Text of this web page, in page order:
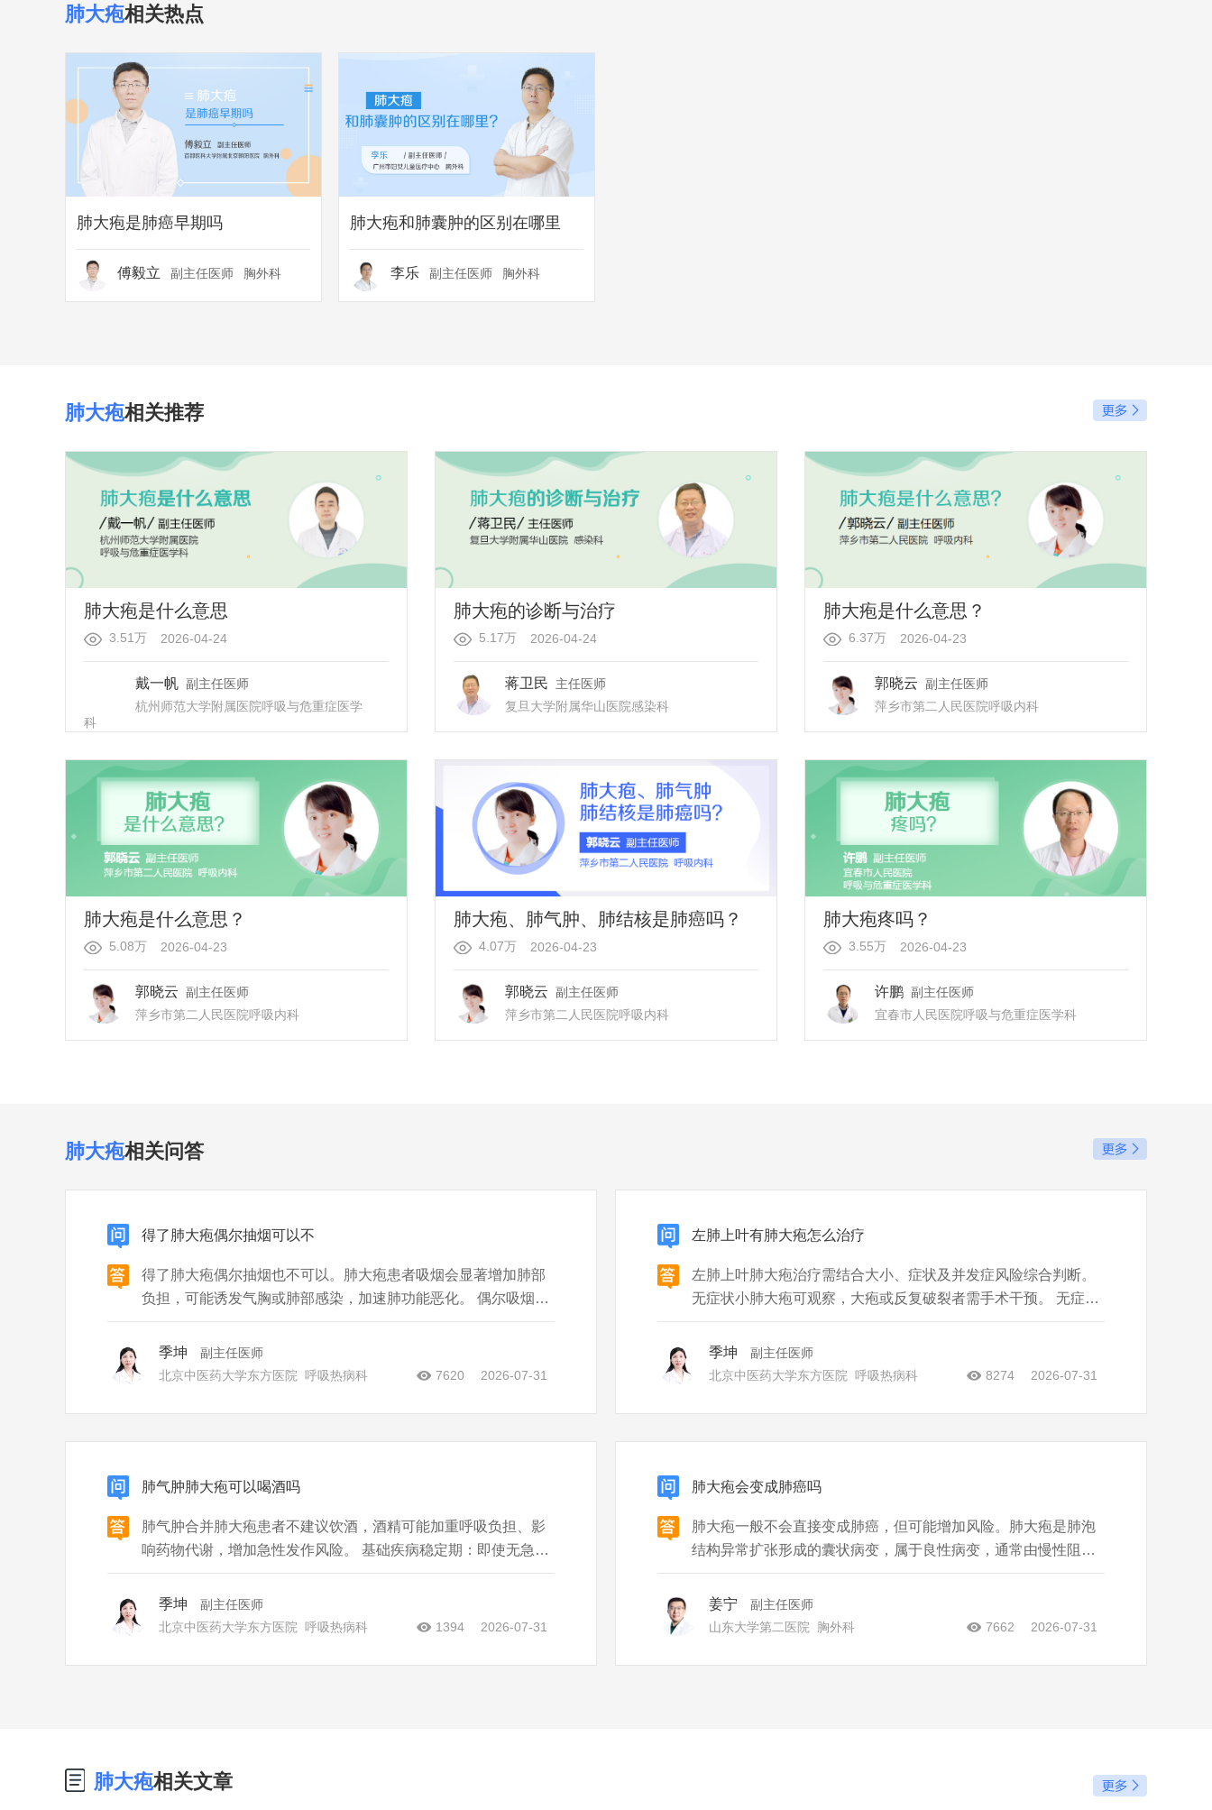
肺大疱相关热点
肺大疱是肺癌早期吗
傅毅立 副主任医师 胸外科
肺大疱和肺囊肿的区别在哪里
李乐 副主任医师 胸外科
肺大疱相关推荐
肺大疱是什么意思
3.51万 2026-04-24
戴一帆 副主任医师
杭州师范大学附属医院呼吸与危重症医学
科
肺大疱的诊断与治疗
5.17万 2026-04-24
蒋卫民
主任医师
复旦大学附属华山医院感染科
肺大疱是什么意思？
6.37万 2026-04-23
郭晓云 副主任医师
萍乡市第二人民医院呼吸内科
肺大疱是什么意思？
5.08万 2026-04-23
郭晓云 副主任医师
萍乡市第二人民医院呼吸内科
肺大疱、肺气肿、肺结核是肺癌吗？
4.07万 2026-04-23
郭晓云 副主任医师
萍乡市第二人民医院呼吸内科
肺大疱疼吗？
3.55万 2026-04-23
许鹏 副主任医师
宜春市人民医院呼吸与危重症医学科
肺大疱相关问答
得了肺大疱偶尔抽烟可以不
得了肺大疱偶尔抽烟也不可以。肺大疱患者吸烟会显著增加肺部
负担，可能诱发气胸或肺部感染，加速肺功能恶化。 偶尔吸烟的
危害：即使偶尔吸烟，烟草中的有害物质仍会刺激支气管和肺
泡，导致炎症反应，增加肺内压力，可能使已有的肺大疱破裂，
引发气胸，出现突发胸痛、呼吸困难等急
季坤
副主任医师
7620
2026-07-31
北京中医药大学东方医院 呼吸热病科
左肺上叶有肺大疱怎么治疗
左肺上叶肺大疱治疗需结合大小、症状及并发症风险综合判断。
无症状小肺大疱可观察，大疱或反复破裂者需手术干预。 无症状
小肺大疱（直径<12cm）：无需特殊治疗，每年定期胸部CT复
查，监测大小变化。避免剧烈运动、屏气或重体力劳动，减少破
裂风险。 有症状或
季坤
副主任医师
8274
2026-07-31
北京中医药大学东方医院 呼吸热病科
肺气肿肺大疱可以喝酒吗
肺气肿合并肺大疱患者不建议饮酒，酒精可能加重呼吸负担、影
响药物代谢，增加急性发作风险。 基础疾病稳定期：即使无急性
症状，酒精仍可能扩张血管导致心率加快、耗氧量增加，长期饮
酒还会削弱呼吸肌功能，降低免疫力，建议严格戒酒。 急性发作
期：此时气道炎症加重，酒精会刺激
季坤
副主任医师
1394
2026-07-31
北京中医药大学东方医院 呼吸热病科
肺大疱会变成肺癌吗
肺大疱一般不会直接变成肺癌，但可能增加风险。肺大疱是肺泡
结构异常扩张形成的囊状病变，属于良性病变，通常由慢性阻塞
性肺疾病、长期吸烟或肺部感染等因素导致，主要表现为肺泡壁
破坏、气体潴留，但细胞未出现恶性增殖特征。然而，肺大疱患
者如果合并长期吸烟、粉尘接触或家族肿
姜宁
副主任医师
7662
2026-07-31
山东大学第二医院 胸外科
肺大疱相关文章